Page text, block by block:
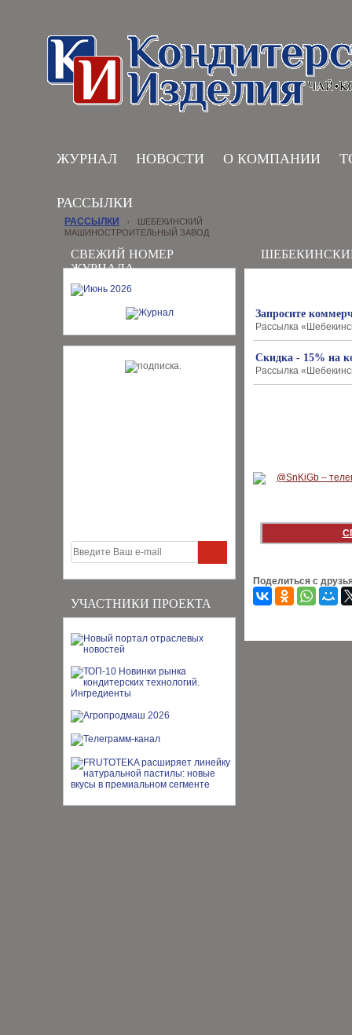
ЖУРНАЛ НОВОСТИ О КОМПАНИИ
РАССЫЛКИ
СВЕЖИЙ НОМЕР
ЖУРНАЛА
УЧАСТНИКИ ПРОЕКТА
РАССЫЛКИ ›
ШЕБЕКИНСКИЙ
МАШИНОСТРОИТЕЛЬНЫЙ ЗАВОД
Запросите
Рассылка
Скидка - 15% на
Рассылка
Поделиться с